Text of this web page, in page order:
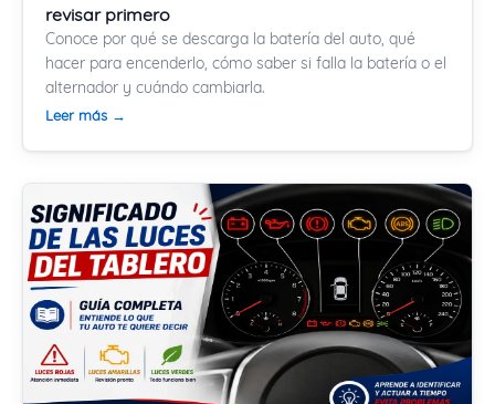
revisar primero
Conoce por qué se descarga la batería del auto, qué
hacer para encenderlo, cómo saber si falla la batería o el
alternador y cuándo cambiarla.
Leer más →